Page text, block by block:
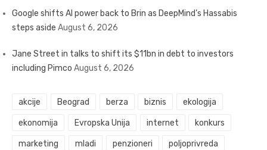
Google shifts AI power back to Brin as DeepMind’s Hassabis
steps aside August 6, 2026
Jane Street in talks to shift its $11bn in debt to investors
including Pimco August 6, 2026
akcije Beograd berza biznis ekologija
ekonomija Evropska Unija internet konkurs
marketing mladi penzioneri poljoprivreda